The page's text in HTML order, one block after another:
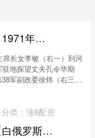
永信策略 1971年，毛主席长女李敏（右一）到河北保定第38军驻地探望丈夫孔令
席长女李敏（右一）到河
地探望丈夫孔令华期
军副政委徐炜（右三）
南庄大队调研工作期间
泽....
分类： 涨8配资
东启网 【白俄罗斯总统卢卡申科的接班人浮出水面！】 卢卡申科于1954年